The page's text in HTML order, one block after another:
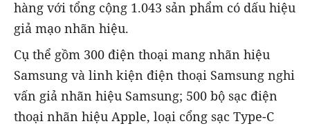
hàng với tổng cộng 1.043 sản phẩm có dấu hiệu
giả mạo nhãn hiệu.
Cụ thể gồm 300 điện thoại mang nhãn hiệu
Samsung và linh kiện điện thoại Samsung nghi
vấn giả nhãn hiệu Samsung; 500 bộ sạc điện
thoại nhãn hiệu Apple, loại cổng sạc Type-C